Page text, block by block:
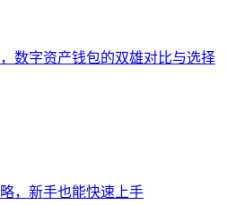
数字资产钱包的双雄对比与选择
，新手也能快速上手